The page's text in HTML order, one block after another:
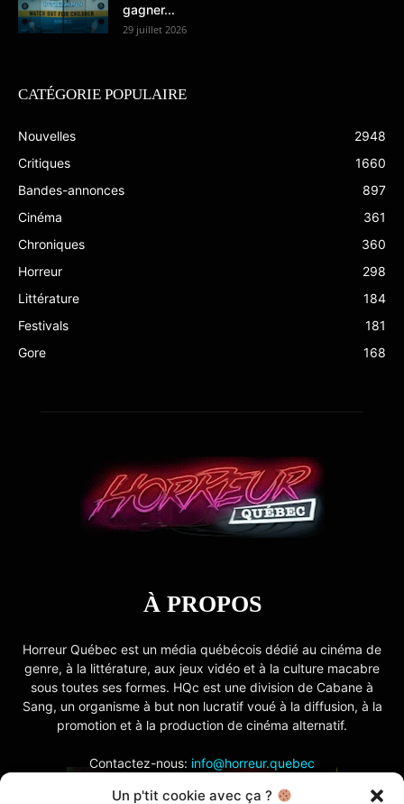
Un p'tit cookie avec ça ?
gagner...
29 juillet 2026
CATÉGORIE POPULAIRE
Nouvelles
2948
Critiques
1660
Bandes-annonces
897
Cinéma
361
Chroniques
360
Horreur
298
Littérature
184
Festivals
181
Gore
168
À PROPOS
Horreur Québec est un média québécois dédié au cinéma de
genre, à la littérature, aux jeux vidéo et à la culture macabre
sous toutes ses formes. HQc est une division de Cabane à
Sang, un organisme à but non lucratif voué à la diffusion, à la
promotion et à la production de cinéma alternatif.
Contactez-nous: info@horreur.quebec